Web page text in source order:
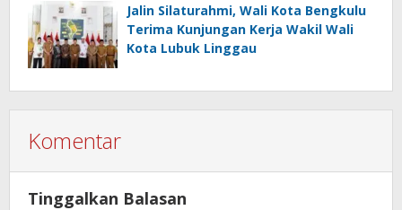
Jalin Silaturahmi, Wali Kota Bengkulu
Terima Kunjungan Kerja Wakil Wali
Kota Lubuk Linggau
Komentar
Tinggalkan Balasan